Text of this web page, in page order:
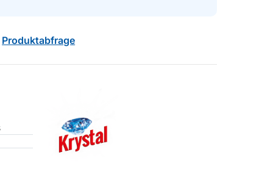
Produktabfrage